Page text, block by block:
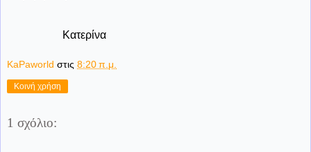
Κατερίνα
KaPaworld στις 8:20 π.μ.
Κοινή χρήση
1 σχόλιο: